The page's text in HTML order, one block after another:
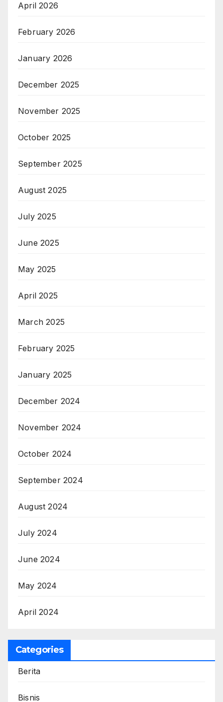
April 2026
February 2026
January 2026
December 2025
November 2025
October 2025
September 2025
August 2025
July 2025
June 2025
May 2025
April 2025
March 2025
February 2025
January 2025
December 2024
November 2024
October 2024
September 2024
August 2024
July 2024
June 2024
May 2024
April 2024
Categories
Berita
Bisnis